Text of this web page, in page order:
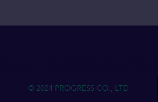
© 2024 PROGRESS CO., LTD